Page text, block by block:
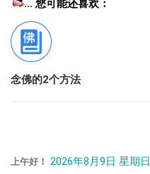
... 您可能还喜欢：
念佛的2个方法
上午好！ 2026年8月9日 星期日